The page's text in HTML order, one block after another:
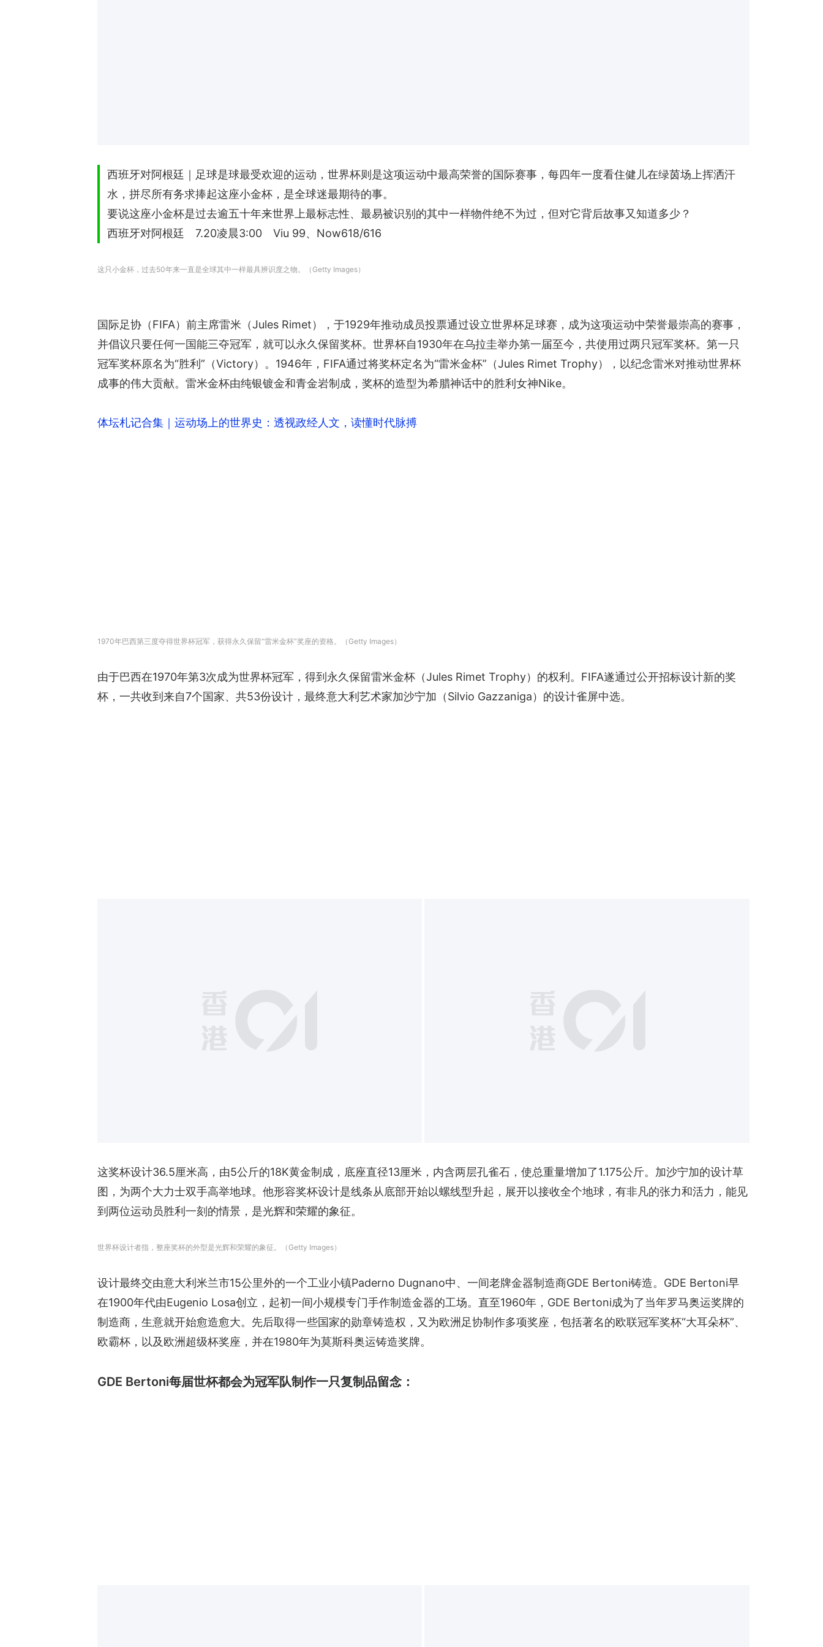
西班牙对阿根廷｜足球是球最受欢迎的运动，世界杯则是这项运动中最高荣誉的国际赛事，每四年一度看住健儿在绿茵场上挥洒汗
水，拼尽所有务求捧起这座小金杯，是全球迷最期待的事。
要说这座小金杯是过去逾五十年来世界上最标志性、最易被识别的其中一样物件绝不为过，但对它背后故事又知道多少？
西班牙对阿根廷 7.20凌晨3:00 Viu 99、Now618/616
这只小金杯，过去50年来一直是全球其中一样最具辨识度之物。（Getty Images）
国际足协（FIFA）前主席雷米（Jules Rimet），于1929年推动成员投票通过设立世界杯足球赛，成为这项运动中荣誉最崇高的赛事，
并倡议只要任何一国能三夺冠军，就可以永久保留奖杯。世界杯自1930年在乌拉圭举办第一届至今，共使用过两只冠军奖杯。第一只
冠军奖杯原名为“胜利”（Victory）。1946年，FIFA通过将奖杯定名为“雷米金杯”（Jules Rimet Trophy），以纪念雷米对推动世界杯
成事的伟大贡献。雷米金杯由纯银镀金和青金岩制成，奖杯的造型为希腊神话中的胜利女神Nike。
体坛札记合集｜运动场上的世界史：透视政经人文，读懂时代脉搏
1970年巴西第三度夺得世界杯冠军，获得永久保留“雷米金杯”奖座的资格。（Getty Images）
由于巴西在1970年第3次成为世界杯冠军，得到永久保留雷米金杯（Jules Rimet Trophy）的权利。FIFA遂通过公开招标设计新的奖
杯，一共收到来自7个国家、共53份设计，最终意大利艺术家加沙宁加（Silvio Gazzaniga）的设计雀屏中选。
这奖杯设计36.5厘米高，由5公斤的18K黄金制成，底座直径13厘米，内含两层孔雀石，使总重量增加了1.175公斤。加沙宁加的设计草
图，为两个大力士双手高举地球。他形容奖杯设计是线条从底部开始以螺线型升起，展开以接收全个地球，有非凡的张力和活力，能见
到两位运动员胜利一刻的情景，是光辉和荣耀的象征。
世界杯设计者指，整座奖杯的外型是光辉和荣耀的象征。（Getty Images）
设计最终交由意大利米兰市15公里外的一个工业小镇Paderno Dugnano中、一间老牌金器制造商GDE Bertoni铸造。GDE Bertoni早
在1900年代由Eugenio Losa创立，起初一间小规模专门手作制造金器的工场。直至1960年，GDE Bertoni成为了当年罗马奥运奖牌的
制造商，生意就开始愈造愈大。先后取得一些国家的勋章铸造权，又为欧洲足协制作多项奖座，包括著名的欧联冠军奖杯“大耳朵杯”、
欧霸杯，以及欧洲超级杯奖座，并在1980年为莫斯科奥运铸造奖牌。
GDE Bertoni每届世杯都会为冠军队制作一只复制品留念：